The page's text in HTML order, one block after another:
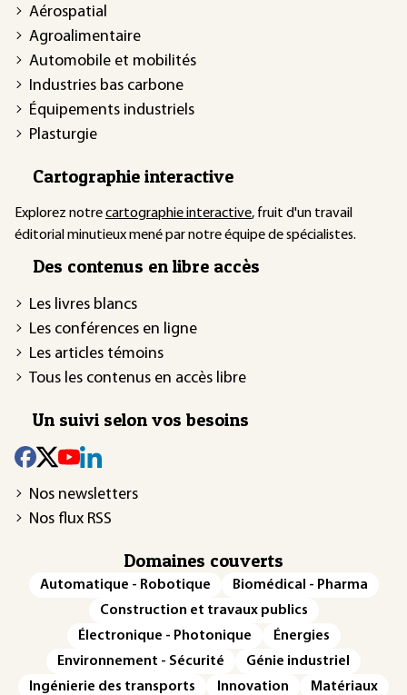
Aérospatial
Agroalimentaire
Automobile et mobilités
Industries bas carbone
Équipements industriels
Plasturgie
Cartographie interactive
Explorez notrecartographie interactive, fruit d'un travail
éditorial minutieux mené par notre équipe de spécialistes.
Des contenus en libre accès
Les livres blancs
Les conférences en ligne
Les articles témoins
Tous les contenus en accès libre
Un suivi selon vos besoins
Nos newsletters
Nos flux RSS
Domaines couverts
Automatique - Robotique
Biomédical - Pharma
Construction et travaux publics
Électronique - Photonique
Énergies
Environnement - Sécurité
Génie industriel
Ingénierie des transports
Innovation
Matériaux